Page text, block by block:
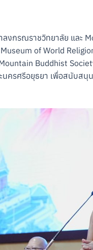
งกรณราชวิทยาลัย และ
of World
Buddhist
รศรีอยุธยา เพื่อสนับสนุ